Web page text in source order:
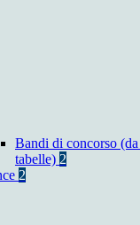
Bandi di concorso
tabelle) 2
2